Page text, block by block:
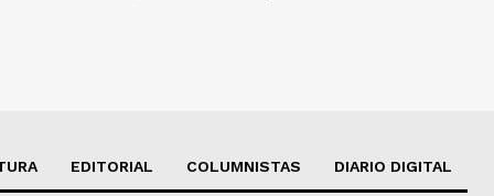
EDITORIAL COLUMNISTAS DIARIO DIGITAL